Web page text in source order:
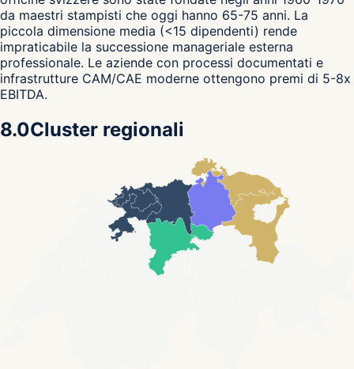
da maestri stampisti che oggi hanno 65-75 anni. La
piccola dimensione media (<15 dipendenti) rende
impraticabile la successione manageriale esterna
professionale. Le aziende con processi documentati e
infrastrutture CAM/CAE moderne ottengono premi di 5-8x
EBITDA.
8.0Cluster regionali